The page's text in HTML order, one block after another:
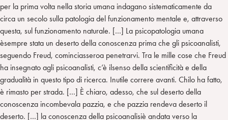
per la prima volta nella storia umana indagano sistematicamente da
circa un secolo sulla patologia del funzionamento mentale e, attraverso
questa, sul funzionamento naturale. […] La psicopatologia umana
èsempre stata un deserto della conoscenza prima che gli psicoanalisti,
seguendo Freud, cominciasseroa penetrarvi. Tra le mille cose che Freud
ha insegnato agli psicoanalisti, c’è ilsenso della scientificità e della
gradualità in questo tipo di ricerca. Inutile correre avanti. Chilo ha fatto,
è rimasto per strada. […] È chiaro, adesso, che sul deserto della
conoscenza incombevala pazzia, e che pazzia rendeva deserto il
deserto. […] la conoscenza della psicoanalisiè andata verso la